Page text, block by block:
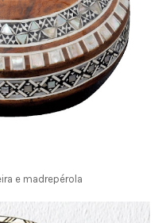
e madrepérola